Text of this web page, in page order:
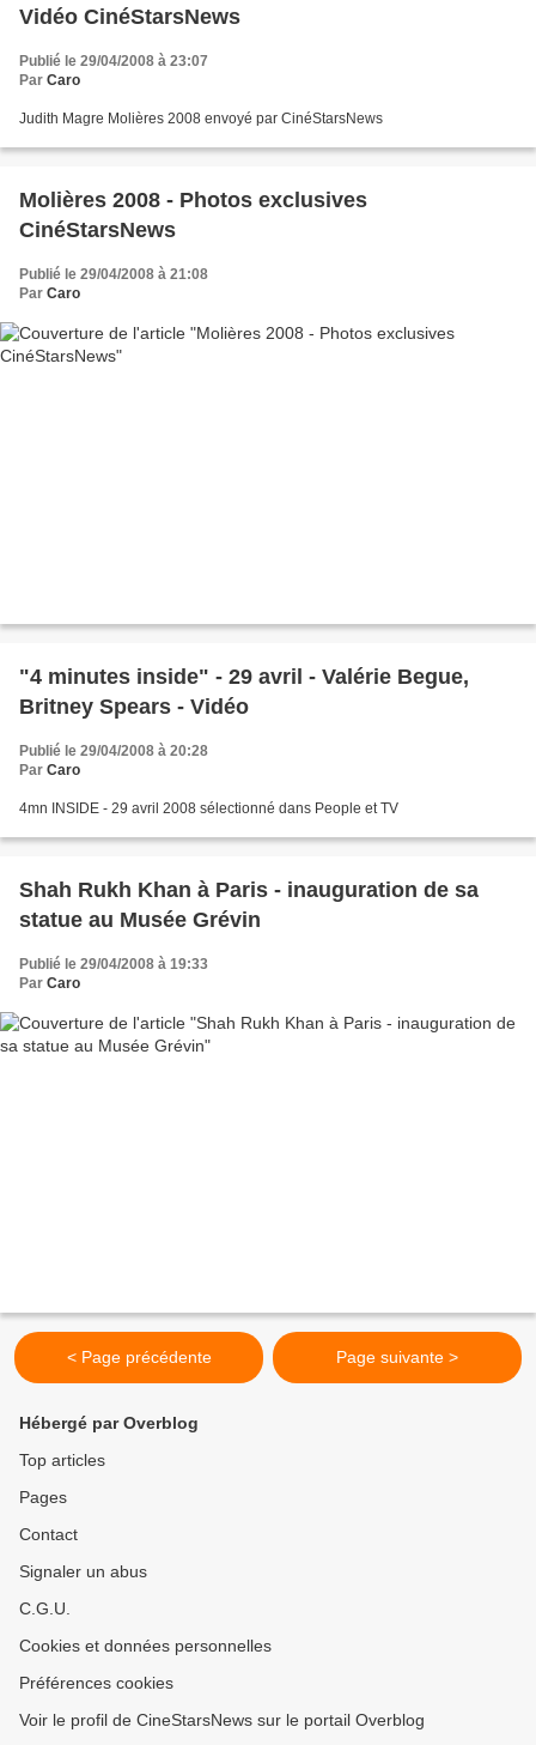
Vidéo CinéStarsNews
Publié le 29/04/2008 à 23:07
Par Caro
Judith Magre Molières 2008 envoyé par CinéStarsNews
Molières 2008 - Photos exclusives
CinéStarsNews
Publié le 29/04/2008 à 21:08
Par Caro
"4 minutes inside" - 29 avril - Valérie Begue,
Britney Spears - Vidéo
Publié le 29/04/2008 à 20:28
Par Caro
4mn INSIDE - 29 avril 2008 sélectionné dans People et TV
Shah Rukh Khan à Paris - inauguration de sa
statue au Musée Grévin
Publié le 29/04/2008 à 19:33
Par Caro
< Page précédente Page suivante >
Hébergé par Overblog
Top articles
Pages
Contact
Signaler un abus
C.G.U.
Cookies et données personnelles
Préférences cookies
Voir le profil de CineStarsNews sur le portail Overblog